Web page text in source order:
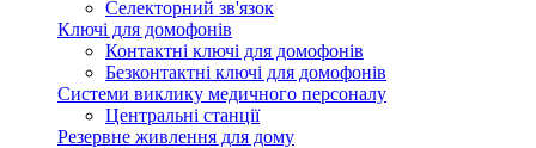
Селекторний зв'язок
Ключі для домофонів
Контактні ключі для домофонів
Безконтактні ключі для домофонів
Системи виклику медичного персоналу
Центральні станції
Резервне живлення для дому